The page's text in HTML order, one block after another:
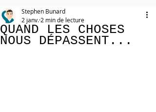
QUAND LES CHOSES
NOUS DÉPASSENT...
Stephen Bunard
2 janv. 2 min de lecture